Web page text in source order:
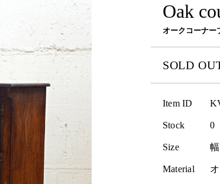
Oak
オークコーナー
SOLD
Item ID
Stock 0
Size 幅
Material